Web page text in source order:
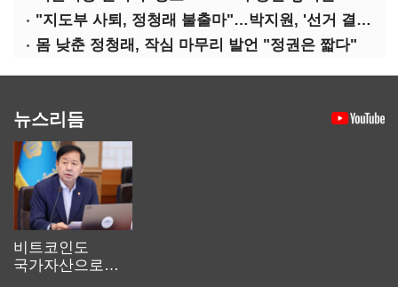
"지도부 사퇴, 정청래 불출마"…박지원, '선거 결과 책임' 강조
몸 낮춘 정청래, 작심 마무리 발언 "정권은 짧다"
뉴스리듬
비트코인도
국가자산으로…'